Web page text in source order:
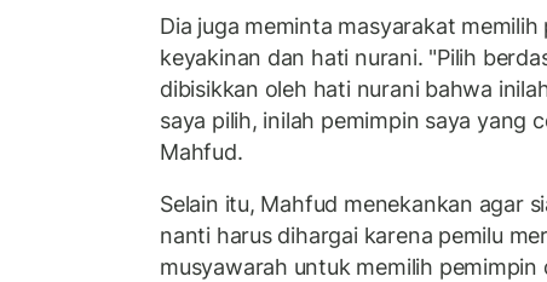
Dia juga meminta masyarakat
keyakinan dan hati nurani. "Pilih
dibisikkan oleh hati nurani bahwa
saya pilih, inilah pemimpin saya yang
Mahfud.
Selain itu, Mahfud menekankan agar
nanti harus dihargai karena pemilu
musyawarah untuk memilih pemimpin